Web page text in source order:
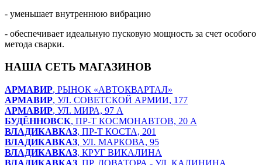
- уменьшает внутреннюю вибрацию
- обеспечивает идеальную пусковую мощность за счет особого
метода сварки.
НАША СЕТЬ МАГАЗИНОВ
АРМАВИР, РЫНОК «АВТОКВАРТАЛ»
АРМАВИР, УЛ. СОВЕТСКОЙ АРМИИ, 177
АРМАВИР, УЛ. МИРА, 97 А
БУДЁННОВСК, ПР-Т КОСМОНАВТОВ, 20 А
ВЛАДИКАВКАЗ, ПР-Т КОСТА, 201
ВЛАДИКАВКАЗ, УЛ. МАРКОВА, 95
ВЛАДИКАВКАЗ, КРУГ ВИКАЛИНА
ВЛАДИКАВКАЗ, ПР. ДОВАТОРА - УЛ. КАЛИНИНА